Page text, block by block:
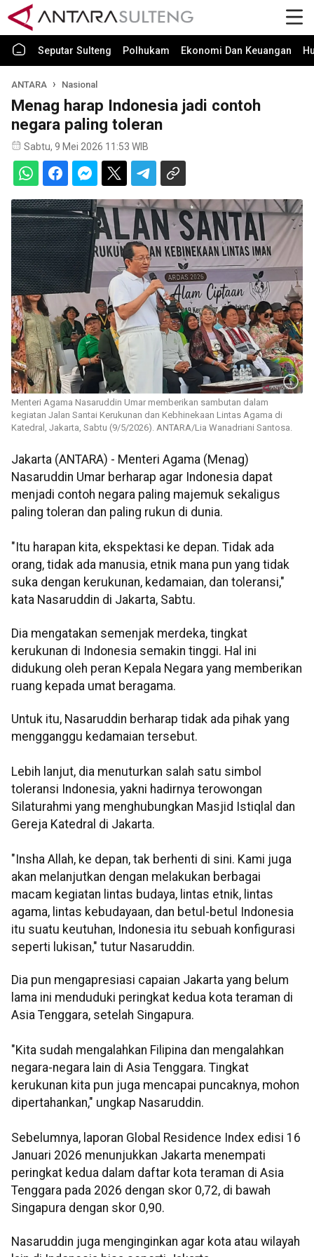
Seputar Sulteng Polhukam Ekonomi Dan Keuangan
ANTARA Nasional
Menag harap Indonesia jadi contoh
negara paling toleran
Sabtu, 9 Mei 2026 11:53 WIB
Menteri Agama Nasaruddin Umar memberikan sambutan dalam
kegiatan Jalan Santai Kerukunan dan Kebhinekaan Lintas Agama di
Katedral, Jakarta, Sabtu (9/5/2026). ANTARA/Lia Wanadriani Santosa.
Jakarta (ANTARA) - Menteri Agama (Menag)
Nasaruddin Umar berharap agar Indonesia dapat
menjadi contoh negara paling majemuk sekaligus
paling toleran dan paling rukun di dunia.
"Itu harapan kita, ekspektasi ke depan. Tidak ada
orang, tidak ada manusia, etnik mana pun yang tidak
suka dengan kerukunan, kedamaian, dan toleransi,"
kata Nasaruddin di Jakarta, Sabtu.
Dia mengatakan semenjak merdeka, tingkat
kerukunan di Indonesia semakin tinggi. Hal ini
didukung oleh peran Kepala Negara yang memberikan
ruang kepada umat beragama.
Untuk itu, Nasaruddin berharap tidak ada pihak yang
mengganggu kedamaian tersebut.
Lebih lanjut, dia menuturkan salah satu simbol
toleransi Indonesia, yakni hadirnya terowongan
Silaturahmi yang menghubungkan Masjid Istiqlal dan
Gereja Katedral di Jakarta.
"Insha Allah, ke depan, tak berhenti di sini. Kami juga
akan melanjutkan dengan melakukan berbagai
macam kegiatan lintas budaya, lintas etnik, lintas
agama, lintas kebudayaan, dan betul-betul Indonesia
itu suatu keutuhan, Indonesia itu sebuah konfigurasi
seperti lukisan," tutur Nasaruddin.
Dia pun mengapresiasi capaian Jakarta yang belum
lama ini menduduki peringkat kedua kota teraman di
Asia Tenggara, setelah Singapura.
"Kita sudah mengalahkan Filipina dan mengalahkan
negara-negara lain di Asia Tenggara. Tingkat
kerukunan kita pun juga mencapai puncaknya, mohon
dipertahankan," ungkap Nasaruddin.
Sebelumnya, laporan Global Residence Index edisi 16
Januari 2026 menunjukkan Jakarta menempati
peringkat kedua dalam daftar kota teraman di Asia
Tenggara pada 2026 dengan skor 0,72, di bawah
Singapura dengan skor 0,90.
Nasaruddin juga menginginkan agar kota atau wilayah